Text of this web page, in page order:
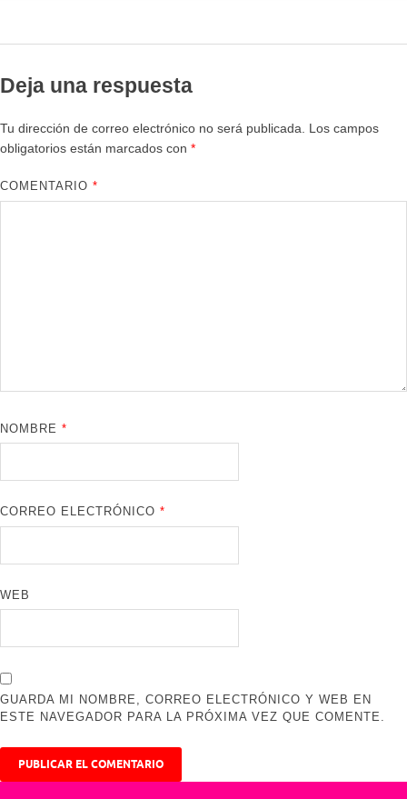
Deja una respuesta
Tu dirección de correo electrónico no será publicada.
Los campos
obligatorios están marcados con *
COMENTARIO*
NOMBRE*
CORREO ELECTRÓNICO*
WEB
GUARDA MI NOMBRE, CORREO ELECTRÓNICO Y WEB EN
ESTE NAVEGADOR PARA LA PRÓXIMA VEZ QUE COMENTE.